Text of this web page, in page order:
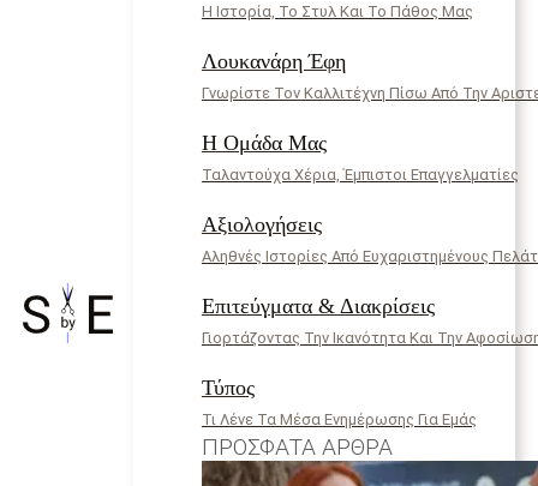
Η Ιστορία, Το Στυλ Και Το Πάθος Μας
Λουκανάρη Έφη
Γνωρίστε Τον Καλλιτέχνη Πίσω Από Την
Η Ομάδα Μας
Ταλαντούχα Χέρια, Έμπιστοι Επαγγελματίες
Αξιολογήσεις
Αληθνές Ιστορίες Από Ευχαριστημένους
Επιτεύγματα & Διακρίσεις
Γιορτάζοντας Την Ικανότητα Και Την
Τύπος
Τι Λένε Τα Μέσα Ενημέρωσης Για Εμάς
ΠΡΌΣΦΑΤΑ ΆΡΘΡΑ